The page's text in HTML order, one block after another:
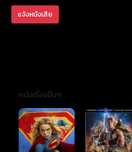
แจ้งหนังเสีย
หนังเรื่องอื่นๆ